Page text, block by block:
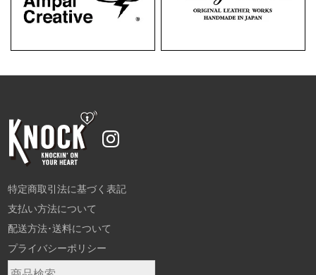
特定商取引法に基づく表記
支払い方法について
配送方法･送料について
プライバシーポリシー